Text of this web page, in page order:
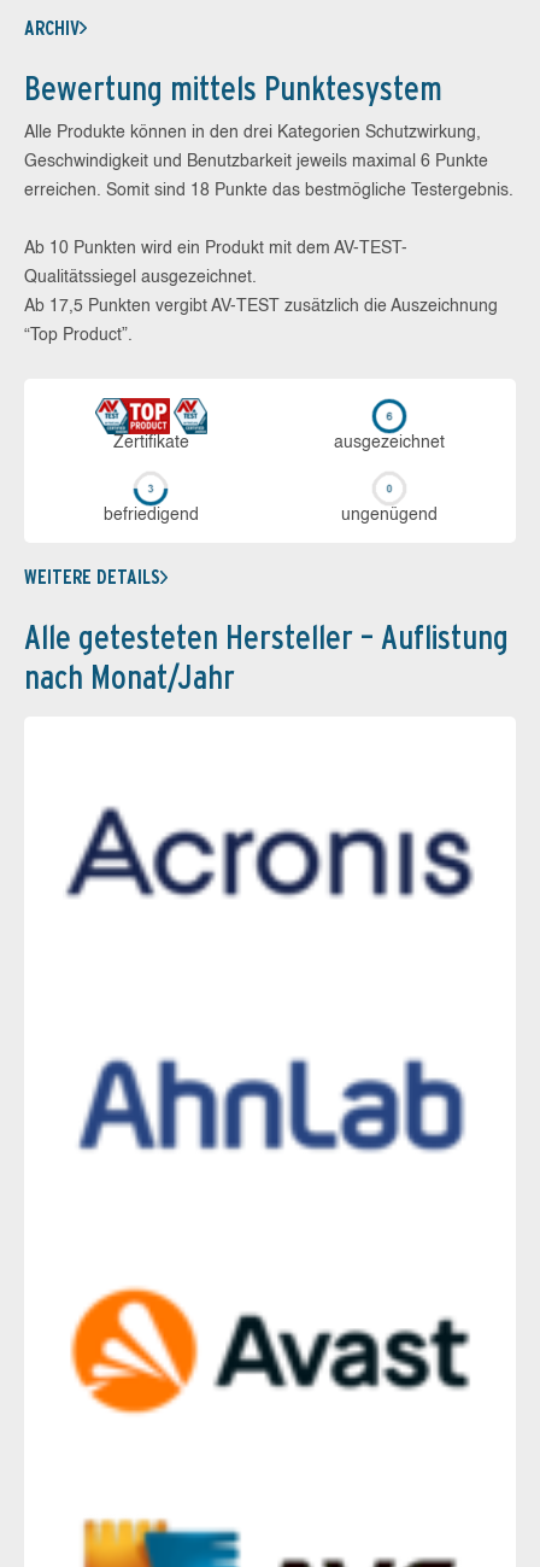
ARCHIV
Bewertung mittels Punktesystem
Alle Produkte können in den drei Kategorien Schutzwirkung,
Geschwindigkeit und Benutzbarkeit jeweils maximal 6 Punkte
erreichen. Somit sind 18 Punkte das bestmögliche Testergebnis.
Ab 10 Punkten wird ein Produkt mit dem AV-TEST-
Qualitätssiegel ausgezeichnet.
Ab 17,5 Punkten vergibt AV-TEST zusätzlich die Auszeichnung
“Top Product”.
Zerti­fikate aus­ge­zeich­net
be­frie­di­gend un­ge­nü­gend
WEITERE DETAILS
Alle getesteten Hersteller – Auflistung
nach Monat/Jahr